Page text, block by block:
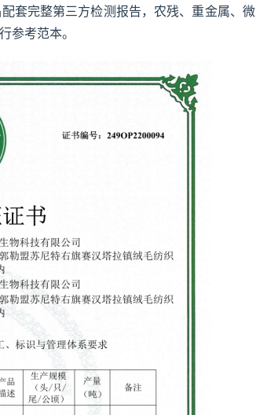
套完整第三方检测报告，农残、重金属、
参考范本。